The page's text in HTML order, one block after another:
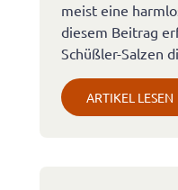
meist eine
diesem Beitrag
Schüßler-Salzen
ARTIKEL LESEN